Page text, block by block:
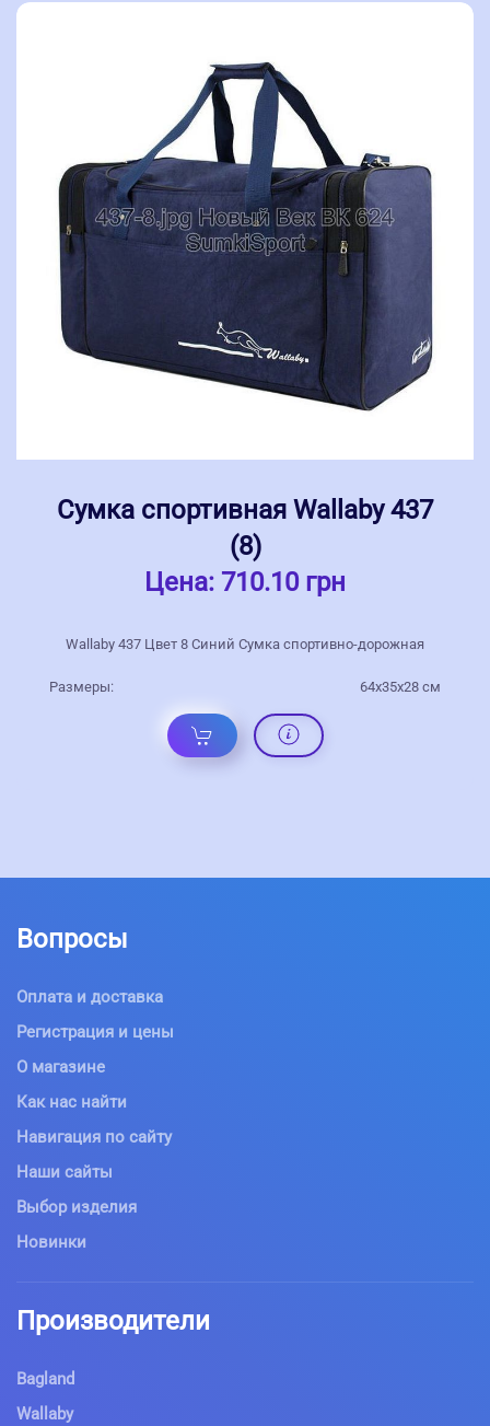
Сумка спортивная Wallaby 437
(8)
Цена: 710.10 грн
Wallaby 437 Цвет 8 Синий Сумка спортивно-дорожная
Размеры: 64x35x28 см
Вопросы
Оплата и доставка
Регистрация и цены
О магазине
Как нас найти
Навигация по сайту
Наши сайты
Выбор изделия
Новинки
Производители
Bagland
Wallaby